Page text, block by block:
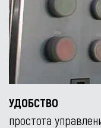
УДОБСТВО
простота